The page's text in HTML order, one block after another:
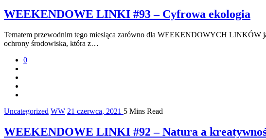
WEEKENDOWE LINKI #93 – Cyfrowa ekologia
Tematem przewodnim tego miesiąca zarówno dla WEEKENDOWYCH LINKÓW
ochrony środowiska, która z…
0
Uncategorized WW 21 czerwca, 2021 5 Mins Read
WEEKENDOWE LINKI #92 – Natura a